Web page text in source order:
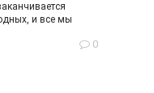
и все мы
0